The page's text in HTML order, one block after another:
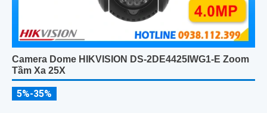
Camera Dome HIKVISION DS-2DE4425IWG1-E Zoom
Tầm Xa 25X
5%-35%